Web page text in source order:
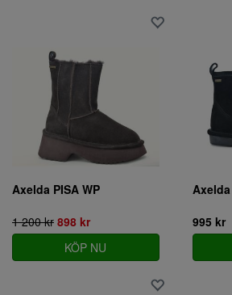
Axelda PISA WP
1 200 kr 898 kr
KÖP NU
Axelda
995 kr